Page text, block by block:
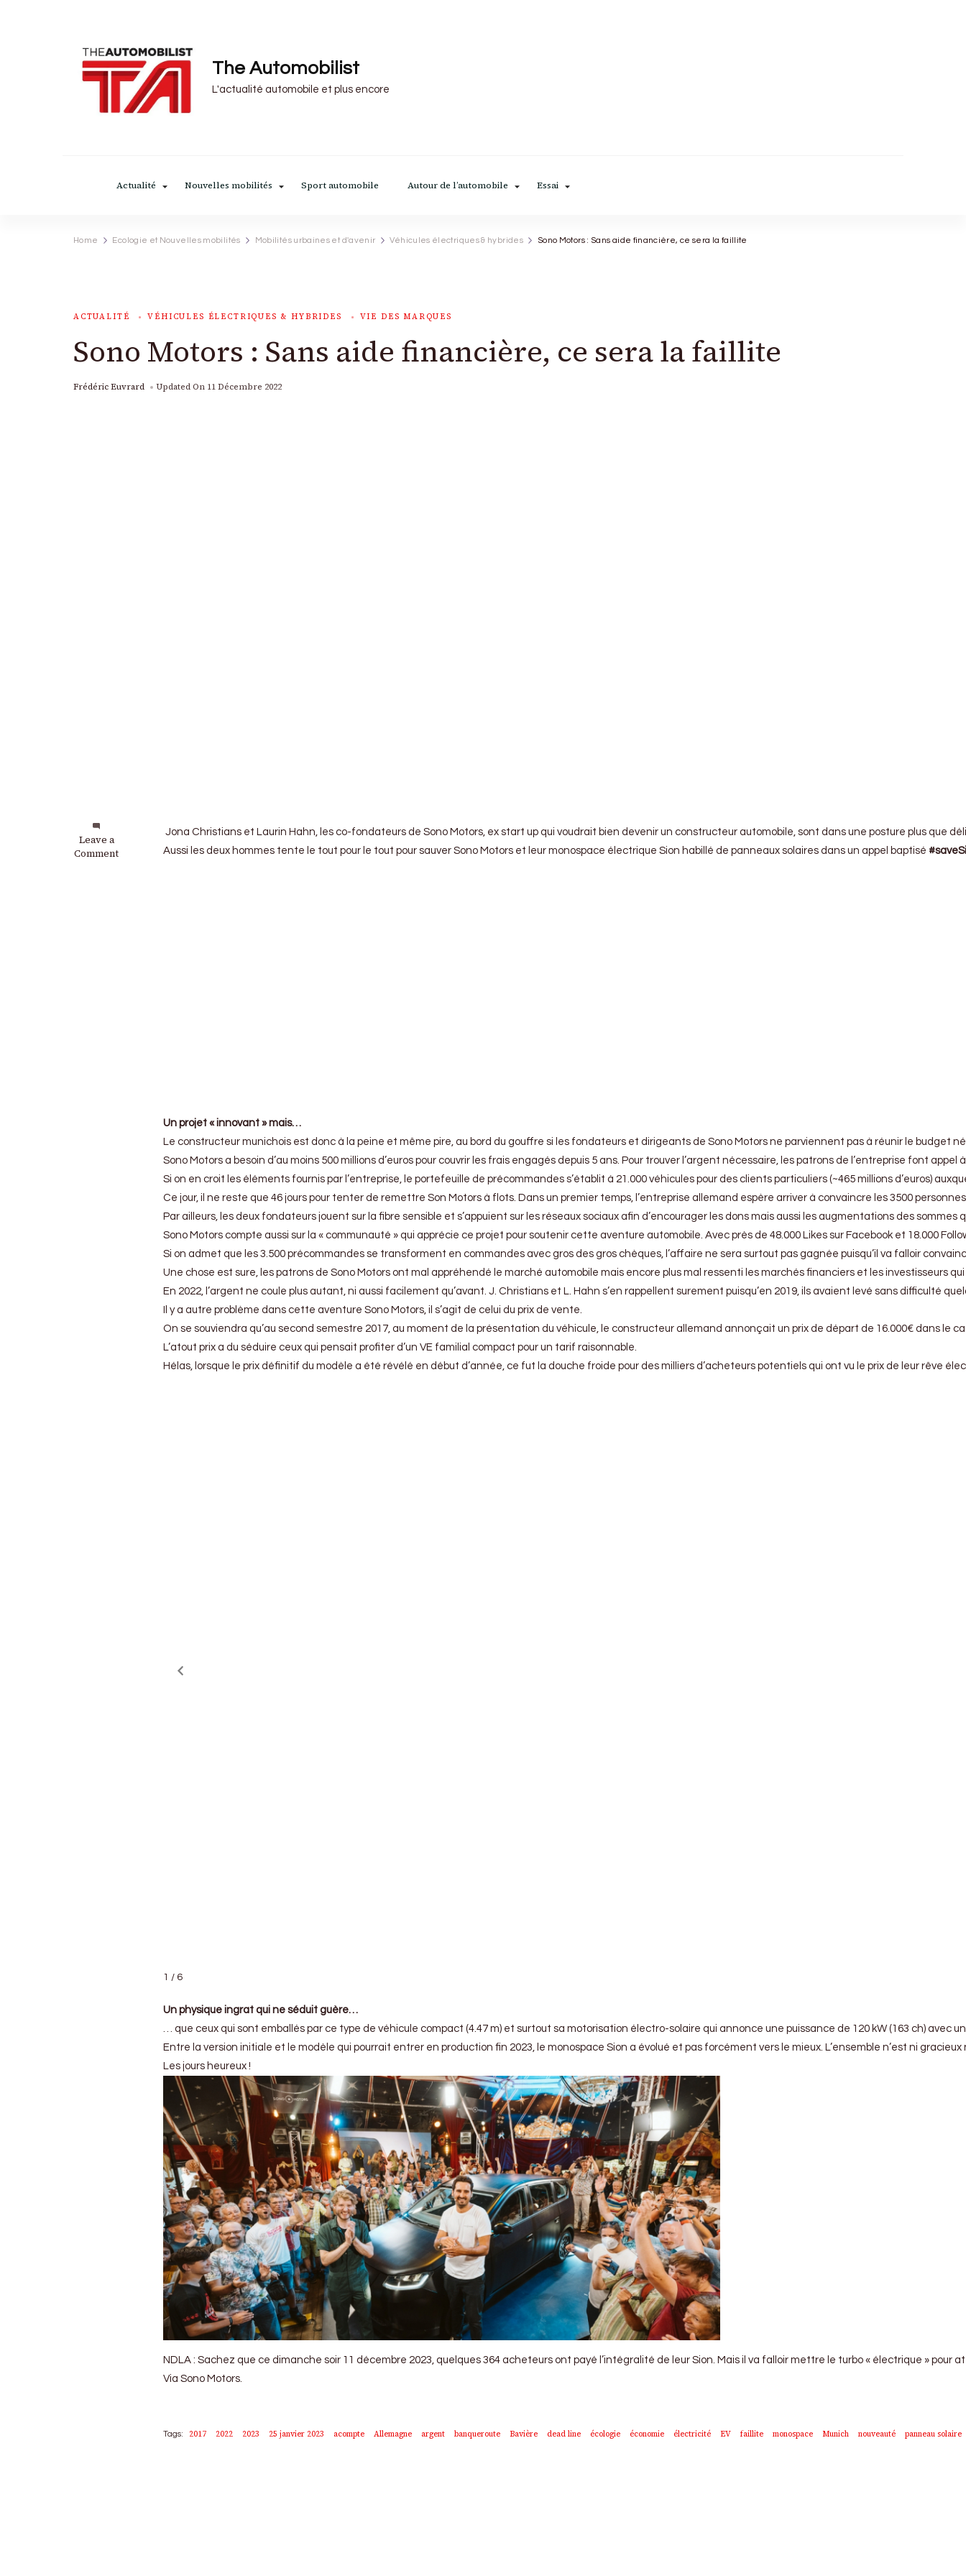
The Automobilist
L'actualité automobile et plus encore
Actualité Nouvelles mobilités Sport automobile Autour de l’automobile Essai
Home Ecologie et Nouvelles mobilités Mobilités urbaines et d'avenir Véhicules électriques & hybrides Sono Motors : Sans aide financière, ce sera la faillite
ACTUALITÉ VÉHICULES ÉLECTRIQUES & HYBRIDES VIE DES MARQUES
Sono Motors : Sans aide financière, ce sera la faillite
Frédéric Euvrard Updated On 11 Décembre 2022
Leave a
Comment
on
Sono
Jona Christians et Laurin Hahn, les co-fondateurs de Sono Motors, ex start up qui voudrait bien devenir un constructeur automobile, sont dans une posture plus
Aussi les deux hommes tente le tout pour le tout pour sauver Sono Motors et leur monospace électrique Sion habillé de panneaux solaires dans un appel baptisé
Un projet « innovant » mais…
Le constructeur munichois est donc à la peine et même pire, au bord du gouffre si les fondateurs et dirigeants de Sono Motors ne parviennent pas à réunir le budget
Sono Motors a besoin d’au moins 500 millions d’euros pour couvrir les frais engagés depuis 5 ans. Pour trouver l’argent nécessaire, les patrons de l’entreprise font
Si on en croit les éléments fournis par l’entreprise, le portefeuille de précommandes s’établit à 21.000 véhicules pour des clients particuliers (~465 millions d’euros)
Ce jour, il ne reste que 46 jours pour tenter de remettre Son Motors à flots. Dans un premier temps, l’entreprise allemand espère arriver à convaincre les 3500
Par ailleurs, les deux fondateurs jouent sur la fibre sensible et s’appuient sur les réseaux sociaux afin d’encourager les dons mais aussi les augmentations des sommes
Sono Motors compte aussi sur la « communauté » qui apprécie ce projet pour soutenir cette aventure automobile. Avec près de 48.000 Likes sur Facebook et 18.000
Si on admet que les 3.500 précommandes se transforment en commandes avec gros des gros chèques, l’affaire ne sera surtout pas gagnée puisqu’il va falloir
Une chose est sure, les patrons de Sono Motors ont mal appréhendé le marché automobile mais encore plus mal ressenti les marchés financiers et les investisseurs
En 2022, l’argent ne coule plus autant, ni aussi facilement qu’avant. J. Christians et L. Hahn s’en rappellent surement puisqu’en 2019, ils avaient levé sans difficulté
Il y a autre problème dans cette aventure Sono Motors, il s’agit de celui du prix de vente.
On se souviendra qu’au second semestre 2017, au moment de la présentation du véhicule, le constructeur allemand annonçait un prix de départ de 16.000€ dans le
L’atout prix a du séduire ceux qui pensait profiter d’un VE familial compact pour un tarif raisonnable.
Hélas, lorsque le prix définitif du modèle a été révélé en début d’année, ce fut la douche froide pour des milliers d’acheteurs potentiels qui ont vu le prix de leur rêve
1 / 6
Un physique ingrat qui ne séduit guère…
… que ceux qui sont emballés par ce type de véhicule compact (4.47 m) et surtout sa motorisation électro-solaire qui annonce une puissance de 120 kW (163 ch)
Entre la version initiale et le modèle qui pourrait entrer en production fin 2023, le monospace Sion a évolué et pas forcément vers le mieux. L’ensemble n’est ni
Les jours heureux !
NDLA : Sachez que ce dimanche soir 11 décembre 2023, quelques 364 acheteurs ont payé l’intégralité de leur Sion. Mais il va falloir mettre le turbo « électrique »
Via Sono Motors.
Tags: 2017 2022 2023 25 janvier 2023 acompte Allemagne argent banqueroute Bavière dead line écologie économie électricité EV faillite monospace Munich nouveauté panneau solaire